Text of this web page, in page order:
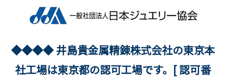
◆◆◆◆ 井島貴金属精錬株式会社の東京本
社工場は東京都の認可工場です。[ 認可番